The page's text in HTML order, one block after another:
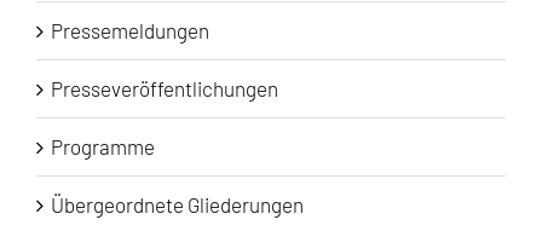
Pressemeldungen
Presseveröffentlichungen
Programme
Übergeordnete Gliederungen